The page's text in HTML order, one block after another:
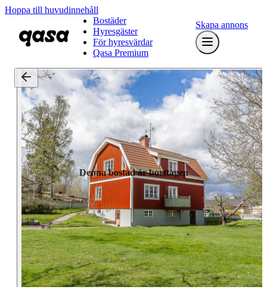
Hoppa till huvudinnehåll
Bostäder
Hyresgäster
För hyresvärdar
Qasa Premium
Skapa annons
Denna bostad är borttagen